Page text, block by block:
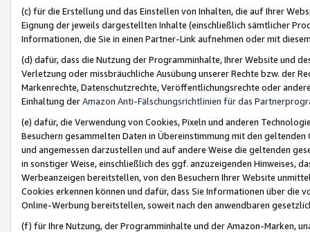
(c) für die Erstellung und das Einstellen von Inhalten, die auf Ihrer
Eignung der jeweils dargestellten Inhalte (einschließlich sämtlicher
Informationen, die Sie in einen Partner-Link aufnehmen oder mit
(d) dafür, dass die Nutzung der Programminhalte, Ihrer Website und
Verletzung oder missbräuchliche Ausübung unserer Rechte bzw. der
Markenrechte, Datenschutzrechte, Veröffentlichungsrechte oder
Einhaltung derAmazon Anti-Fälschungsrichtlinien für das
(e) dafür, die Verwendung von Cookies, Pixeln und anderen
Besuchern gesammelten Daten in Übereinstimmung mit den
und angemessen darzustellen und auf andere Weise die geltenden
in sonstiger Weise, einschließlich des ggf. anzuzeigenden Hinweises,
Werbeanzeigen bereitstellen, von den Besuchern Ihrer Website
Cookies erkennen können und dafür, dass Sie Informationen über die
Online-Werbung bereitstellen, soweit nach den anwendbaren
(f) für Ihre Nutzung, der Programminhalte und der Amazon-Marken,